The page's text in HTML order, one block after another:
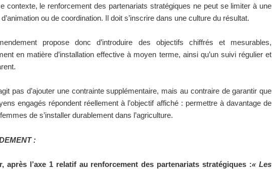
contexte, le renforcement des partenariats stratégiques ne peut se limiter à une
d’animation ou de coordination. Il doit s’inscrire dans une culture du résultat.
propose donc d’introduire des objectifs chiffrés et mesurables,
en matière d’installation effective à moyen terme, ainsi qu’un suivi régulier et
pas d’ajouter une contrainte supplémentaire, mais au contraire de garantir que
engagés répondent réellement à l’objectif affiché : permettre à davantage de
de s’installer durablement dans l’agriculture.
:
après l’axe 1 relatif au renforcement des partenariats stratégiques :« Les